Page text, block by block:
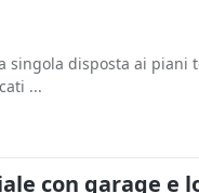
disposta ai piani
...